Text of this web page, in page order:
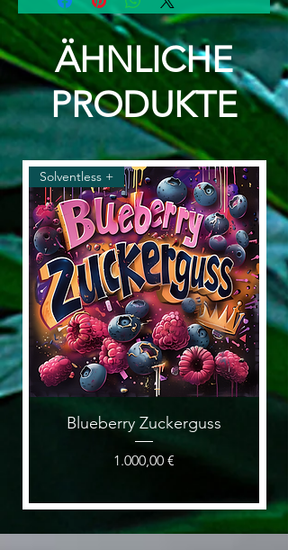
ÄHNLICHE
PRODUKTE
Solventless +
Blueberry Zuckerguss
Preis
1.000,00 €